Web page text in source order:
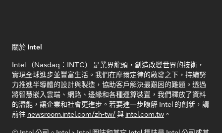
關於 Intel
Intel （Nasdaq：INTC） 是業界龍頭，創造改變世界的技術，
實現全球進步並豐富生活。我們在摩爾定律的啟發之下，持續努
力推進半導體的設計與製造，協助客戶解決最艱困的難題。透過
將智慧嵌入雲端、網路、邊緣和各種運算裝置，我們釋放了資料
的潛能，讓企業和社會更進步。若要進一步瞭解 Intel 的創新，請
前往 newsroom.intel.com/zh-tw/與 intel.com.tw 。